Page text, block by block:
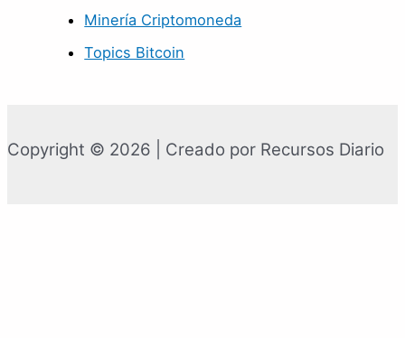
Minería Criptomoneda
Topics Bitcoin
Copyright © 2026 | Creado por Recursos Diario